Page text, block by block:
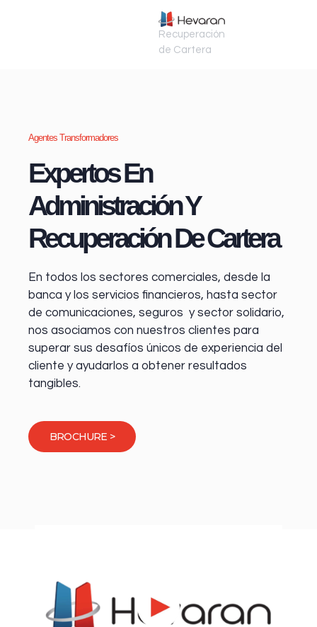
Recuperación
de Cartera
Agentes Transformadores
Expertos En
Administración Y
Recuperación De Cartera
En todos los sectores comerciales, desde la
banca y los servicios financieros, hasta sector
de comunicaciones, seguros y sector solidario,
nos asociamos con nuestros clientes para
superar sus desafíos únicos de experiencia del
cliente y ayudarlos a obtener resultados
tangibles.
BROCHURE >